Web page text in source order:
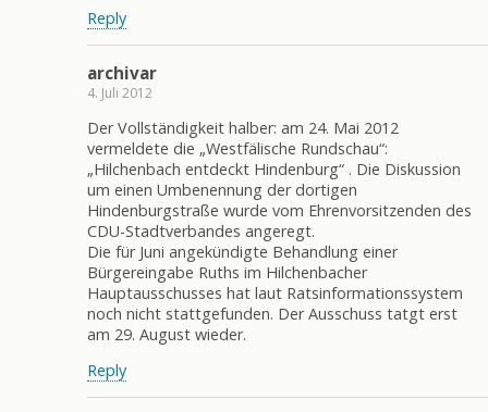
Reply
archivar
4. Juli 2012
Der Vollständigkeit halber: am 24. Mai 2012
vermeldete die „Westfälische Rundschau“:
„Hilchenbach entdeckt Hindenburg“ . Die Diskussion
um einen Umbenennung der dortigen
Hindenburgstraße wurde vom Ehrenvorsitzenden des
CDU-Stadtverbandes angeregt.
Die für Juni angekündigte Behandlung einer
Bürgereingabe Ruths im Hilchenbacher
Hauptausschusses hat laut Ratsinformationssystem
noch nicht stattgefunden. Der Ausschuss tatgt erst
am 29. August wieder.
Reply